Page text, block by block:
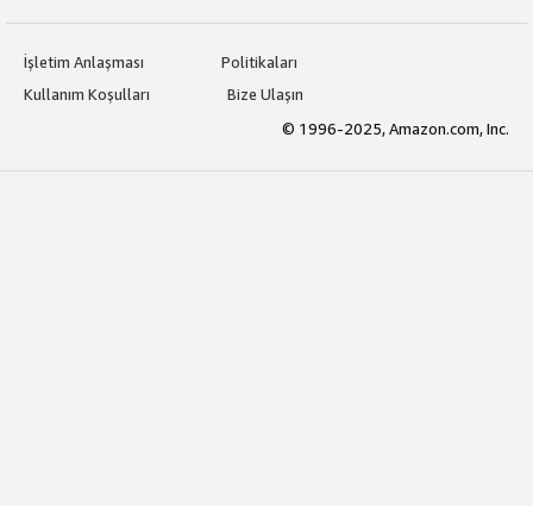
İşletim Anlaşması
Politikaları
Kullanım Koşulları
Bize Ulaşın
© 1996-2025, Amazon.com, Inc.